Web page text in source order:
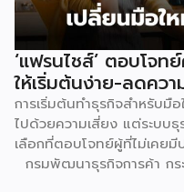
‘แฟรนไชส์’ ตอบโจท
ให้เริ่มต้นง่าย-ลดคว
การเริ่มต้นทำธุรกิจสำหรับมื
ไปด้วยความเสี่ยง แต่ระบบ
เลือกที่ตอบโจทย์ผู้ที่ไม่เคย
กรมพัฒนาธุรกิจการค้า ก